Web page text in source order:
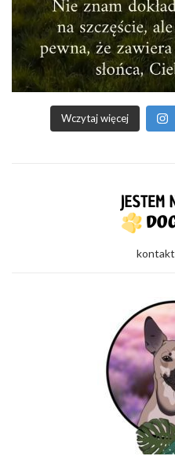
Wczytaj więcej
kontakt